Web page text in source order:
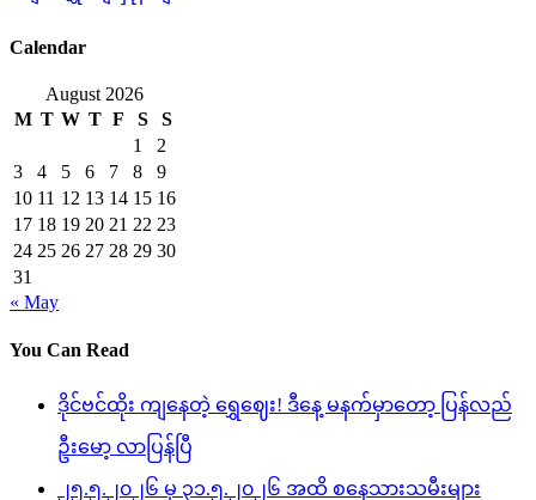
Calendar
August 2026
M T W T F S
S
1
2
3
4 5 6 7 8
9
10 11 12 13 14 15 16
17 18 19 20 21 22 23
24 25 26 27 28 29 30
31
« May
You Can Read
ဒိုင်ဗင်ထိုး ကျနေတဲ့ ရွှေဈေး! ဒီနေ့ မနက်မှာတော့ ပြန်လည်
ဦးမော့ လာပြန်ပြီ
၂၅.၅.၂၀၂၆ မှ ၃၁.၅.၂၀၂၆ အထိ စနေသားသမီးများ